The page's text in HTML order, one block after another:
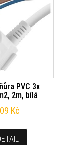
PVC 3x
2m, bílá
Kč